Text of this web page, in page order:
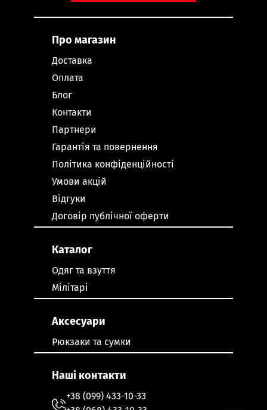
Про магазин
Доставка
Оплата
Блог
Контакти
Партнери
Гарантія та повернення
Політика конфіденційності
Умови акцій
Відгуки
Договір публічної оферти
Каталог
Одяг та взуття
Мілітарі
Аксесуари
Рюкзаки та сумки
Наші контакти
+38 (099) 433-10-33